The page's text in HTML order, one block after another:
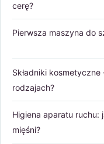
cerę?
Pierwsza maszyna do
Składniki
rodzajach?
Higiena aparatu
mięśni?